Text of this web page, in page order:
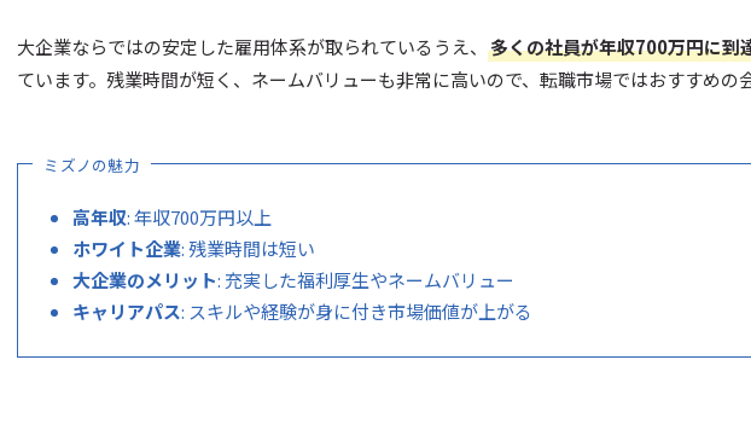
大企業ならではの安定した雇用体系が取られているうえ、 多くの社員が年収700万円に到
ています。残業時間が短く、ネームバリューも非常に高いので、転職市場ではおすすめの
ミズノの魅力
高年収: 年収700万円以上
ホワイト企業: 残業時間は短い
大企業のメリット: 充実した福利厚生やネームバリュー
キャリアパス: スキルや経験が身に付き市場価値が上がる